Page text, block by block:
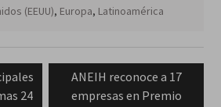
(EEUU), Europa, Latinoamérica
24
Next
post:
ANEIH reconoce a 17
empresas en Premio